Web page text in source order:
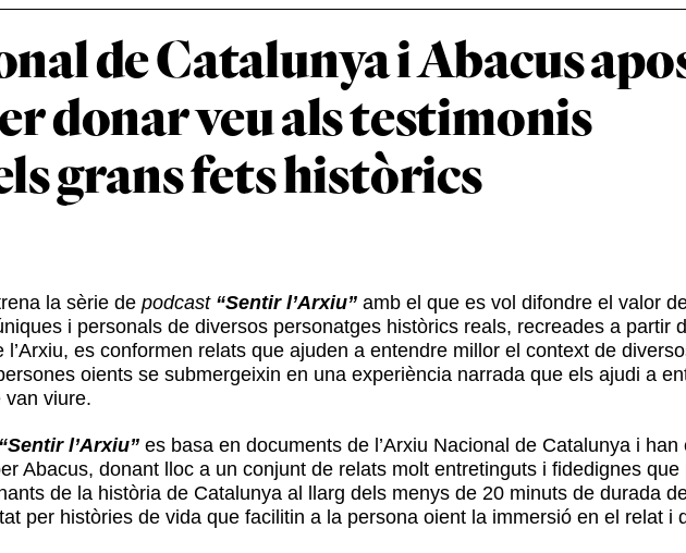
de Catalunya i Abacus
donar veu als testimonis
grans fets històrics
la sèrie de podcast “Sentir l’Arxiu” amb el que es vol difondre el valor
i personals de diversos personatges històrics reals, recreades a partir
es conformen relats que ajuden a entendre millor el context de
oients se submergeixin en una experiència narrada que els ajudi a
van viure.
“Sentir l’Arxiu” es basa en documents de l’Arxiu Nacional de Catalunya i han
Abacus, donant lloc a un conjunt de relats molt entretinguts i fidedignes que
de la història de Catalunya al llarg dels menys de 20 minuts de durada
per històries de vida que facilitin a la persona oient la immersió en el relat i